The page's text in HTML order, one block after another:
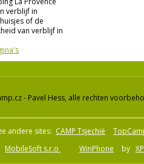
verblijf in
of de
van verblijf in
- Pavel Hess, alle rechten
andere sites: CAMP Tsjechië
MobileSoft s.r.o WinPhone by